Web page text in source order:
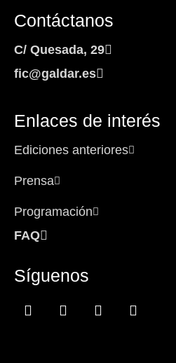
Contáctanos
C/ Quesada, 29
fic@galdar.es
Enlaces de interés
Ediciones anteriores
Prensa
Programación
FAQ
Síguenos
Facebook-
f
Instagram
Icon-
x
Youtube